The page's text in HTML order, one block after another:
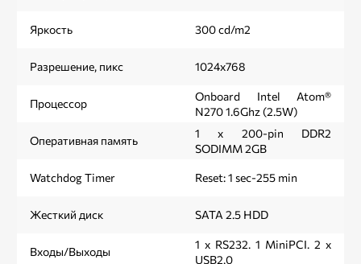
Яркость 300 cd/m2
Разрешение, пикс 1024x768
Процессор
Onboard Intel Atom®
N270 1.6Ghz (2.5W)
Оперативная память
1 х 200-pin DDR2
SODIMM 2GB
Watchdog Timer Reset: 1 sec-255 min
Жесткий диск SATA 2.5 HDD
Входы/Выходы
1 x RS232. 1 MiniPCI. 2 x
USB2.0